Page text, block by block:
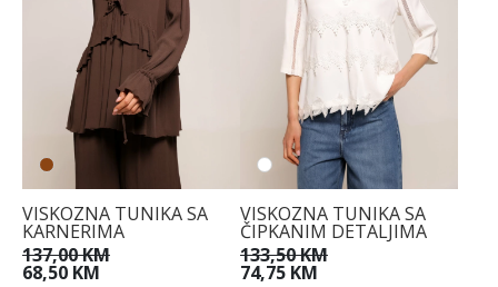
VISKOZNA TUNIKA SA
KARNERIMA
137,00 KM
68,50 KM
VISKOZNA TUNIKA SA
ČIPKANIM DETALJIMA
133,50 KM
74,75 KM